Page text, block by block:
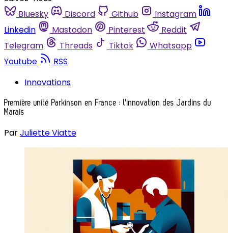
Bluesky
Discord Github
Instagram
Linkedin
Mastodon Pinterest
Reddit
Telegram
Threads Tiktok
Whatsapp
Youtube
RSS
Innovations
Première unité Parkinson en France : l'innovation des Jardins du
Marais
ParJuliette Viatte